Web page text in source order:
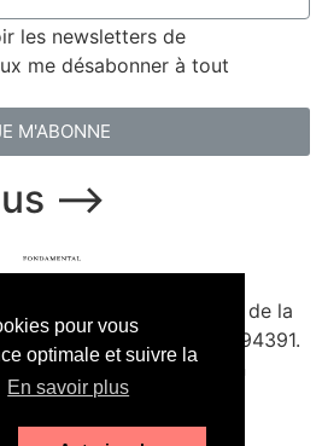
pour vous
optimale et suivre la
En savoir plus
les newsletters de
me désabonner à tout
M'ABONNE
⟶
en 2020. Édité par Presse de la
Agrément CPPAP
1127Y94391.
de la Charte pour un
de l'enjeu écologique.